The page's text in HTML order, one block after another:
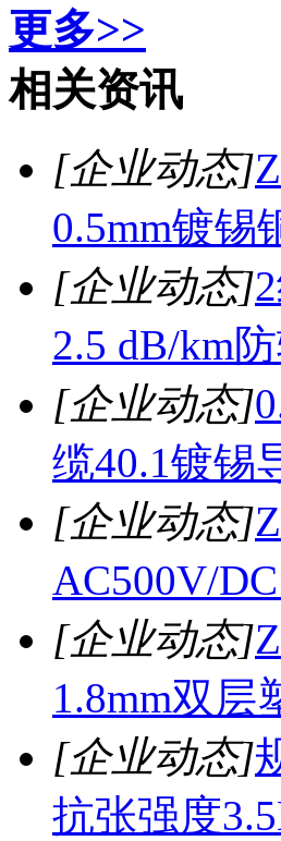
更多>>
相关资讯
[企业动态]
0.5mm镀锡
[企业动态]
2.5 dB/km
[企业动态]
缆40.1镀锡
[企业动态]
AC500V/
[企业动态]
1.8mm双层
[企业动态]
抗张强度